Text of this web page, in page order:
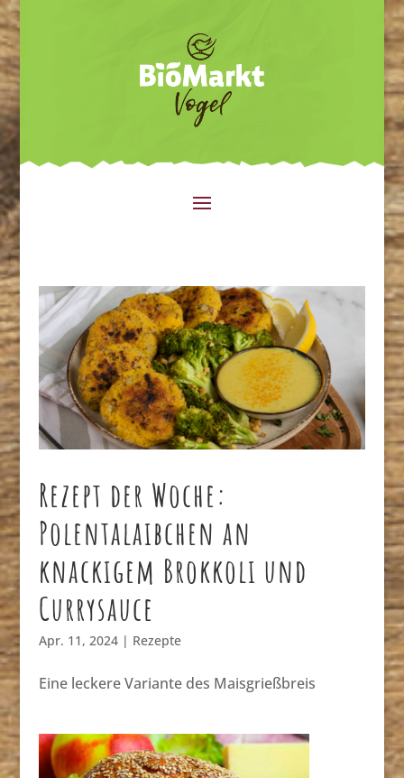
Rezept der Woche:
Polentalaibchen an
knackigem Brokkoli und
Currysauce
Apr. 11, 2024| Rezepte
Eine leckere Variante des Maisgrießbreis